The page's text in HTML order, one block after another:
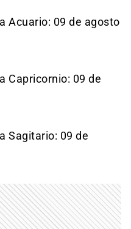
Acuario: 09 de agosto
Capricornio: 09 de
Sagitario: 09 de